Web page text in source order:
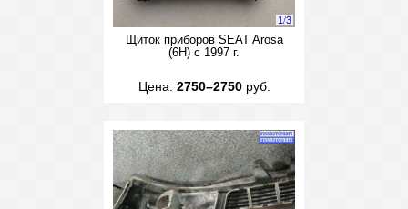
1/3
Щиток приборов SEAT Arosa
(6H) с 1997 г.
Цена: 2750–2750руб.